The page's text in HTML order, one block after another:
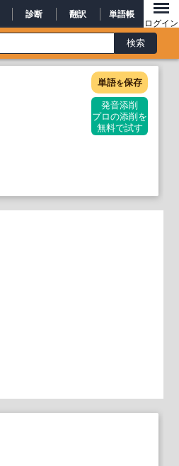
診断 翻訳 単語帳
ログイン
単語を保存
発音添削
プロの添削を
無料で試す